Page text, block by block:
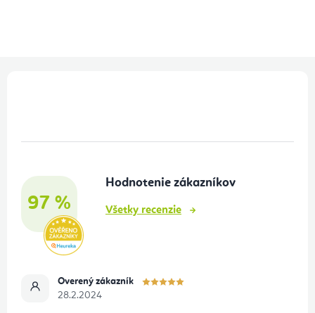
97 %
Hodnotenie zákazníkov
Všetky recenzie
Overený zákazník
28.2.2024